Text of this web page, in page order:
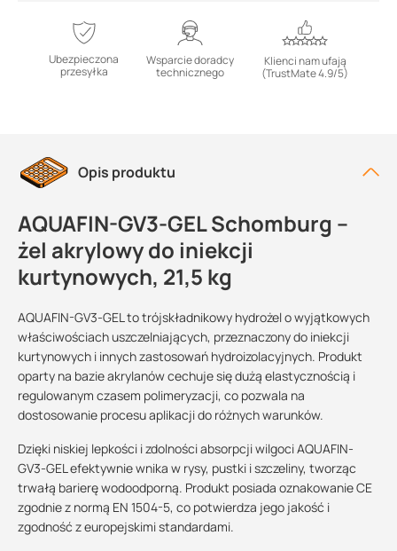
Ubezpieczona
przesyłka
Wsparcie doradcy
technicznego
Klienci nam ufają
(TrustMate 4.9/5)
Opis produktu
AQUAFIN-GV3-GEL Schomburg –
żel akrylowy do iniekcji
kurtynowych, 21,5 kg
AQUAFIN-GV3-GEL to trójskładnikowy hydrożel o wyjątkowych
właściwościach uszczelniających, przeznaczony do iniekcji
kurtynowych i innych zastosowań hydroizolacyjnych. Produkt
oparty na bazie akrylanów cechuje się dużą elastycznością i
regulowanym czasem polimeryzacji, co pozwala na
dostosowanie procesu aplikacji do różnych warunków.
Dzięki niskiej lepkości i zdolności absorpcji wilgoci AQUAFIN-
GV3-GEL efektywnie wnika w rysy, pustki i szczeliny, tworząc
trwałą barierę wodoodporną. Produkt posiada oznakowanie CE
zgodnie z normą EN 1504-5, co potwierdza jego jakość i
zgodność z europejskimi standardami.